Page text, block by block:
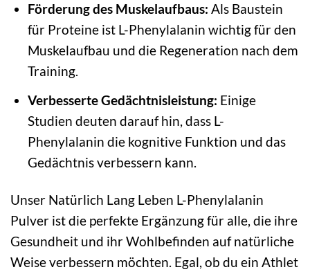
Förderung des Muskelaufbaus: Als Baustein
für Proteine ist L-Phenylalanin wichtig für den
Muskelaufbau und die Regeneration nach dem
Training.
Verbesserte Gedächtnisleistung: Einige
Studien deuten darauf hin, dass L-
Phenylalanin die kognitive Funktion und das
Gedächtnis verbessern kann.
Unser Natürlich Lang Leben L-Phenylalanin
Pulver ist die perfekte Ergänzung für alle, die ihre
Gesundheit und ihr Wohlbefinden auf natürliche
Weise verbessern möchten. Egal, ob du ein Athlet